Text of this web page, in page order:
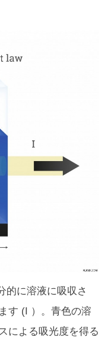
的に溶液に吸収さ
す (
）。青色の溶
による吸光度を得る